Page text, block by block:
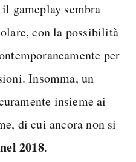
gameplay sembra
con la possibilità
per
Insomma, un
insieme ai
di cui ancora non si
2018.